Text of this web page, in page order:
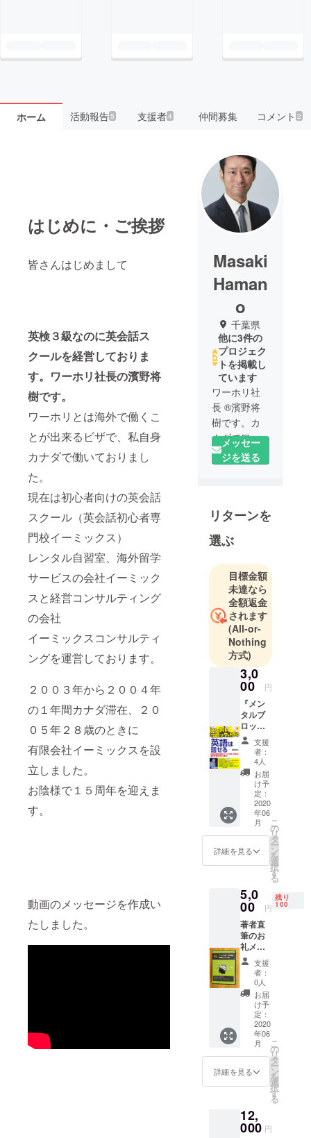
ホーム 活動報告5 支援者4 仲間募集 コメント2
はじめに・ご挨拶
皆さんはじめまして
英検３級なのに英会話ス
クールを経営しておりま
す。ワーホリ社長の濱野将
樹です。
ワーホリとは海外で働くこ
とが出来るビザで、私自身
カナダで働いておりまし
た。
現在は初心者向けの英会話
スクール（英会話初心者専
門校イーミックス）
レンタル自習室、海外留学
サービスの会社イーミック
スと経営コンサルティング
の会社
イーミックスコンサルティ
ングを運営しております。
２００３年から２００４年
の１年間カナダ滞在、２０
０５年２８歳のときに
有限会社イーミックスを設
立しました。
お陰様で１５周年を迎えま
す。
動画のメッセージを作成い
たしました。
Masaki
Haman
o
千葉県
他に3件の
プロジェク
トを掲載し
ています
ワーホリ社
長 ®濱野将
樹です。カ
ナダでワー
キングホリ
デー経験
支援事業を
ますイー
ループ代表
有限会社
イーミック
ス株式会社
イーミック
スコンサル
ティング代
表取締役
メッセー
ジを送る
リターンを
選ぶ
目標金額
未達なら
全額返金
されます
(All-or-
Nothing
方式)
3,0
00 円
『メン
タルブ
ロック
を外す
と英語
は話せ
る』
（セル
バ出
版）の
本に著
者のサ
イン入
りメッ
セージ
りしま
す。
支援
者：
4人
お届
け予
定：
2020
年06
月
詳細を見る
こ
の
リ
タ
ー
ン
を
選
択
す
る
5,0
00 円
残り
100
著者直
筆のお
礼メッ
セージ
に加え
てワー
ホリ社
長シ
リー
ズ 特
別講
座 英
文の作
り方基
礎編
たしま
す。
支援
者：
0人
お届
け予
定：
2020
年06
月
詳細を見る
こ
の
リ
タ
ー
ン
を
選
択
す
る
12,
000 円